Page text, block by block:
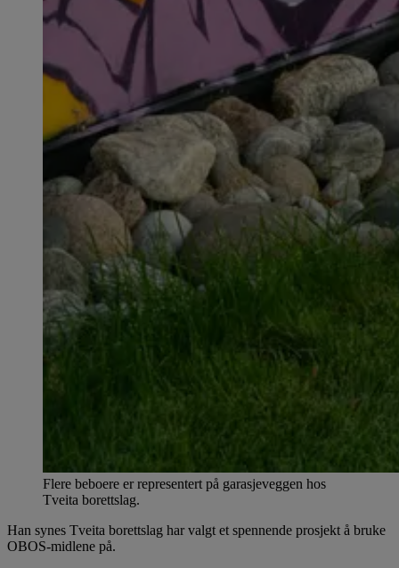
Flere beboere er representert på garasjeveggen hos
Tveita borettslag.
Han synes Tveita borettslag har valgt et spennende prosjekt å bruke
OBOS-midlene på.